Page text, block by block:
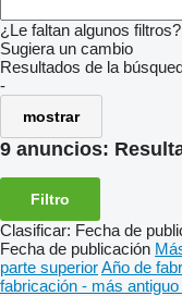
¿Le faltan algunos filtros?
Sugiera un cambio
Resultados de la
-
mostrar
9 anuncios:
Filtro
Clasificar: Fecha de
Fecha de publicación
parte superiorAño de
fabricación - más